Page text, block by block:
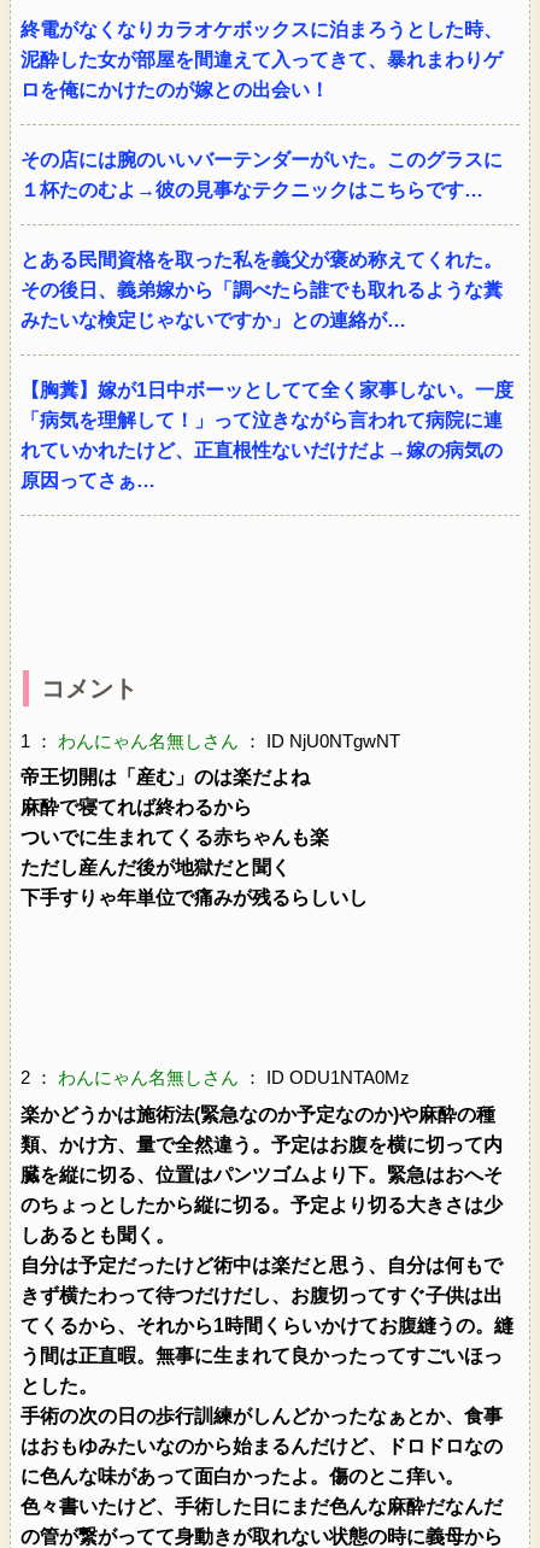
終電がなくなりカラオケボックスに泊まろうとした時、
泥酔した女が部屋を間違えて入ってきて、暴れまわりゲ
ロを俺にかけたのが嫁との出会い！
その店には腕のいいバーテンダーがいた。このグラスに
１杯たのむよ→彼の見事なテクニックはこちらです…
とある民間資格を取った私を義父が褒め称えてくれた。
その後日、義弟嫁から「調べたら誰でも取れるような糞
みたいな検定じゃないですか」との連絡が…
【胸糞】嫁が1日中ボーッとしてて全く家事しない。一度
「病気を理解して！」って泣きながら言われて病院に連
れていかれたけど、正直根性ないだけだよ→嫁の病気の
原因ってさぁ…
コメント
1 ： わんにゃん名無しさん ： ID NjU0NTgwNT
帝王切開は「産む」のは楽だよね
麻酔で寝てれば終わるから
ついでに生まれてくる赤ちゃんも楽
ただし産んだ後が地獄だと聞く
下手すりゃ年単位で痛みが残るらしいし
2 ： わんにゃん名無しさん ： ID ODU1NTA0Mz
楽かどうかは施術法(緊急なのか予定なのか)や麻酔の種
類、かけ方、量で全然違う。予定はお腹を横に切って内
臓を縦に切る、位置はパンツゴムより下。緊急はおへそ
のちょっとしたから縦に切る。予定より切る大きさは少
しあるとも聞く。
自分は予定だったけど術中は楽だと思う、自分は何もで
きず横たわって待つだけだし、お腹切ってすぐ子供は出
てくるから、それから1時間くらいかけてお腹縫うの。縫
う間は正直暇。無事に生まれて良かったってすごいほっ
とした。
手術の次の日の歩行訓練がしんどかったなぁとか、食事
はおもゆみたいなのから始まるんだけど、ドロドロなの
に色んな味があって面白かったよ。傷のとこ痒い。
色々書いたけど、手術した日にまだ色んな麻酔だなんだ
の管が繋がってて身動きが取れない状態の時に義母から